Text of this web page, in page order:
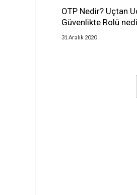
OTP Nedir? Uçtan
Güvenlikte Rolü
31 Aralık 2020